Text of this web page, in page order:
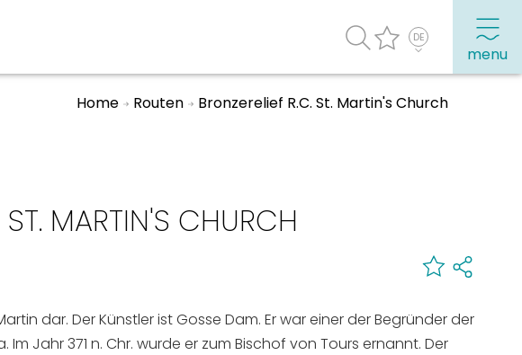
menu
Sneek mit Kinder
Sehenswürdigkeiten
Home Routen Bronzerelief R.C. St. Martin's Church
ST. MARTIN'S CHURCH
dar. Der Künstler ist Gosse Dam. Er war einer der Begründer der
Jahr 371 n. Chr. wurde er zum Bischof von Tours ernannt. Der